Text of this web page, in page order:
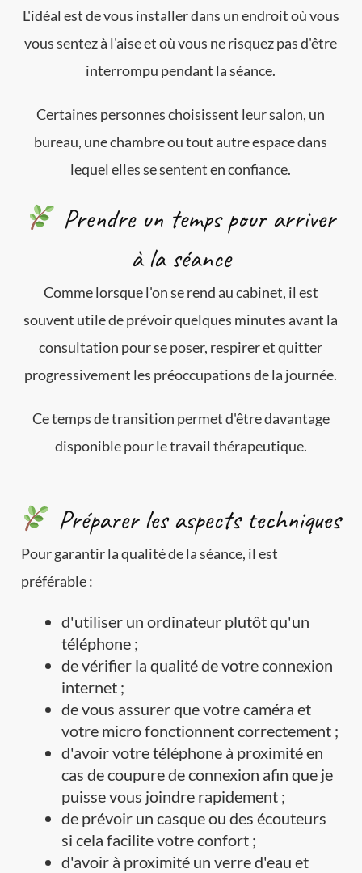
L'idéal est de vous installer dans un endroit où vous
vous sentez à l'aise et où vous ne risquez pas d'être
interrompu pendant la séance.
Certaines personnes choisissent leur salon, un
bureau, une chambre ou tout autre espace dans
lequel elles se sentent en confiance.
Prendre un temps pour arriver
à la séance
Comme lorsque l'on se rend au cabinet, il est
souvent utile de prévoir quelques minutes avant la
consultation pour se poser, respirer et quitter
progressivement les préoccupations de la journée.
Ce temps de transition permet d'être davantage
disponible pour le travail thérapeutique.
Préparer les aspects techniques
Pour garantir la qualité de la séance, il est
préférable :
d'utiliser un ordinateur plutôt qu'un
téléphone ;
de vérifier la qualité de votre connexion
internet ;
de vous assurer que votre caméra et
votre micro fonctionnent correctement ;
d'avoir votre téléphone à proximité en
cas de coupure de connexion afin que je
puisse vous joindre rapidement ;
de prévoir un casque ou des écouteurs
si cela facilite votre confort ;
d'avoir à proximité un verre d'eau et